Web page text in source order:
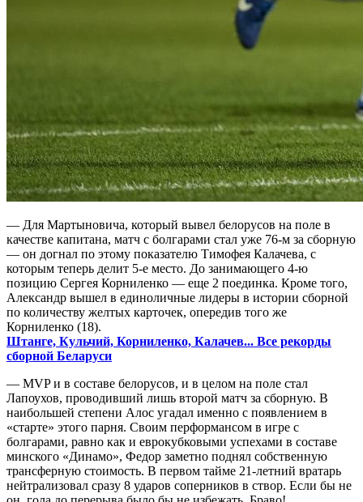
— Для Мартыновича, который вывел белорусов на поле в
качестве капитана, матч с болгарами стал уже 76-м за сборную
— он догнал по этому показателю Тимофея Калачева, с
которым теперь делит 5-е место. До занимающего 4-ю
позицию Сергея Корниленко — еще 2 поединка. Кроме того,
Александр вышел в единоличные лидеры в истории сборной
по количеству желтых карточек, опередив того же
Корниленко (18).
Штанге, Кульчий, Корниленко, Калачев... Все рекорды
сборной Беларуси
— MVP и в составе белорусов, и в целом на поле стал
Лапоухов, проводивший лишь второй матч за сборную. В
наибольшей степени Алос угадал именно с появлением в
«старте» этого парня. Своим перформансом в игре с
болгарами, равно как и еврокубковыми успехами в составе
минского «Динамо», Федор заметно поднял собственную
трансферную стоимость. В первом тайме 21-летний вратарь
нейтрализовал сразу 8 ударов соперников в створ. Если бы не